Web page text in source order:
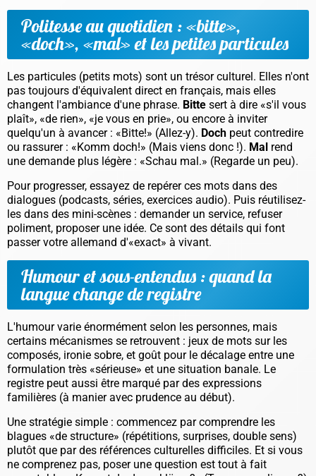
Politesse au quotidien : «bitte»,
«doch», «mal» et les petites particules
Les particules (petits mots) sont un trésor culturel. Elles n'ont
pas toujours d'équivalent direct en français, mais elles
changent l'ambiance d'une phrase. Bitte sert à dire «s'il vous
plaît», «de rien», «je vous en prie», ou encore à inviter
quelqu'un à avancer : «Bitte!» (Allez-y). Doch peut contredire
ou rassurer : «Komm doch!» (Mais viens donc !). Mal rend
une demande plus légère : «Schau mal.» (Regarde un peu).
Pour progresser, essayez de repérer ces mots dans des
dialogues (podcasts, séries, exercices audio). Puis réutilisez-
les dans des mini-scènes : demander un service, refuser
poliment, proposer une idée. Ce sont des détails qui font
passer votre allemand d'«exact» à vivant.
Humour et sous-entendus : quand la
langue change de registre
L'humour varie énormément selon les personnes, mais
certains mécanismes se retrouvent : jeux de mots sur les
composés, ironie sobre, et goût pour le décalage entre une
formulation très «sérieuse» et une situation banale. Le
registre peut aussi être marqué par des expressions
familières (à manier avec prudence au début).
Une stratégie simple : commencez par comprendre les
blagues «de structure» (répétitions, surprises, double sens)
plutôt que par des références culturelles difficiles. Et si vous
ne comprenez pas, poser une question est tout à fait